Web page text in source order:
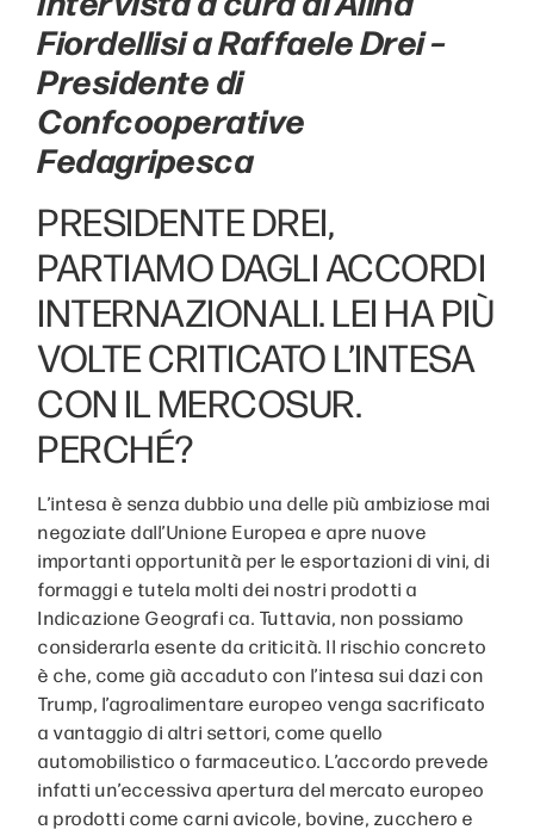
Fiordellisia Raffaele Drei –
Presidente di
Confcooperative
Fedagripesca
PRESIDENTE DREI,
PARTIAMO DAGLI ACCORDI
INTERNAZIONALI. LEI HA PIÙ
VOLTE CRITICATO L’INTESA
CON IL MERCOSUR.
PERCHÉ?
L’intesa è senza dubbio una delle più ambiziose mai
negoziate dall’Unione Europea e apre nuove
importanti opportunità per le esportazioni di vini, di
formaggi e tutela molti dei nostri prodotti a
Indicazione Geografi ca. Tuttavia, non possiamo
considerarla esente da criticità. Il rischio concreto
è che, come già accaduto con l’intesa sui dazi con
Trump, l’agroalimentare europeo venga sacrificato
a vantaggio di altri settori, come quello
automobilistico o farmaceutico. L’accordo prevede
infatti un’eccessiva apertura del mercato europeo
a prodotti come carni avicole, bovine, zucchero e